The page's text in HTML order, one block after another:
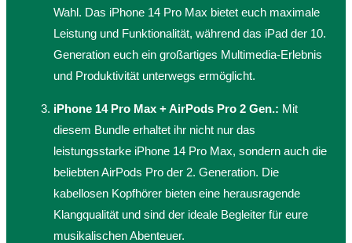
Wahl. Das iPhone 14 Pro Max bietet euch maximale
Leistung und Funktionalität, während das iPad der 10.
Generation euch ein großartiges Multimedia-Erlebnis
und Produktivität unterwegs ermöglicht.
iPhone 14 Pro Max + AirPods Pro 2 Gen.: Mit
diesem Bundle erhaltet ihr nicht nur das
leistungsstarke iPhone 14 Pro Max, sondern auch die
beliebten AirPods Pro der 2. Generation. Die
kabellosen Kopfhörer bieten eine herausragende
Klangqualität und sind der ideale Begleiter für eure
musikalischen Abenteuer.